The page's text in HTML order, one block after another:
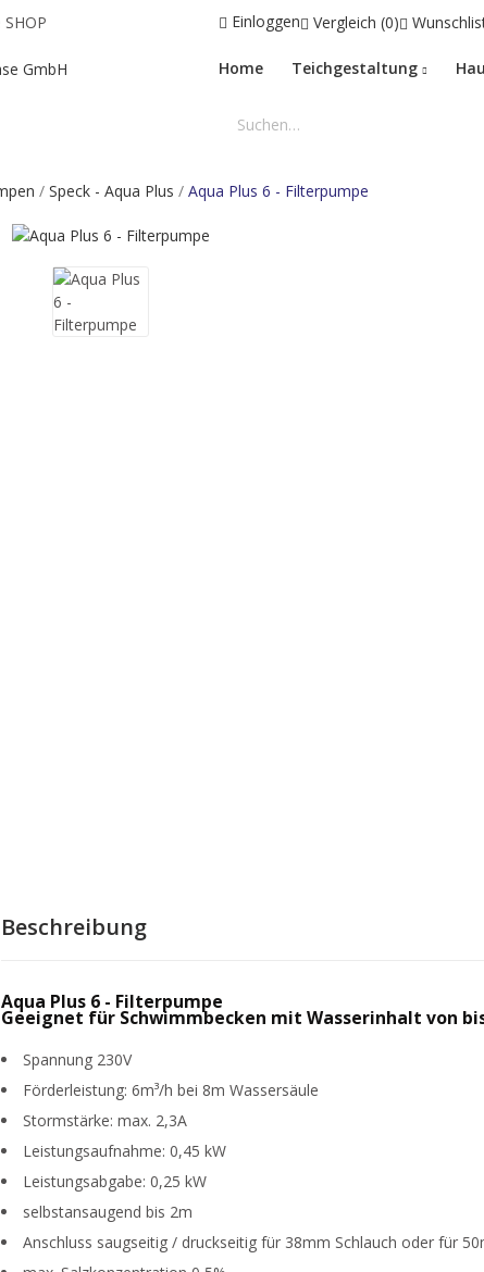
Einloggen Vergleich 0
Home Teichgestaltung
Speck - Aqua Plus Aqua Plus 6 - Filterpumpe
Beschreibung
Aqua Plus 6 - Filterpumpe
Geeignet für Schwimmbecken mit Wasserinhalt von
Spannung 230V
Förderleistung: 6m³/h bei 8m Wassersäule
Stormstärke: max. 2,3A
Leistungsaufnahme: 0,45 kW
Leistungsabgabe: 0,25 kW
selbstansaugend bis 2m
Anschluss saugseitig / druckseitig für 38mm Schlauch oder für